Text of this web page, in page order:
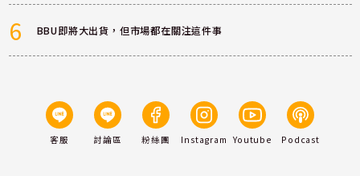
6 BBU即將大出貨，但市場都在關注這件事
客服 討論區 粉絲團 Instagram Youtube Podcast